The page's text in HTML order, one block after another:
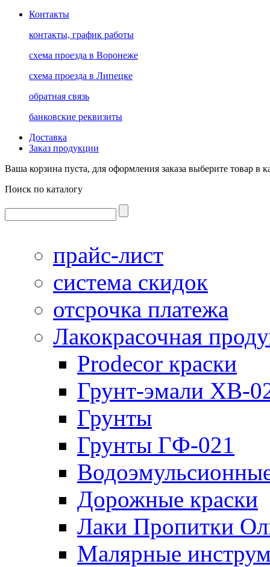
Контакты
контакты, график работы
схема проезда в Воронеже
схема проезда в Липецке
обратная связь
банковские реквизиты
Доставка
Заказ продукции
Ваша корзина пуста, для оформления заказа выберите товар в
Поиск по каталогу
прайс-лист
система скидок
отсрочка платежа
Лакокрасочная
Prodecor краски
Грунт-эмали ХВ-
Грунты
Грунты ГФ-021
Дорожные краски
Лаки Пропитки
Малярные